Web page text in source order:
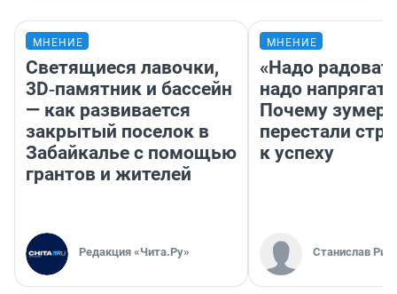
МНЕНИЕ
Светящиеся лавочки,
3D‑памятник и бассейн
— как развивается
закрытый поселок в
Забайкалье с помощью
грантов и жителей
Редакция «Чита.Ру»
МНЕНИЕ
«Надо
надо
Почему
перестали
к успеху
Станислав